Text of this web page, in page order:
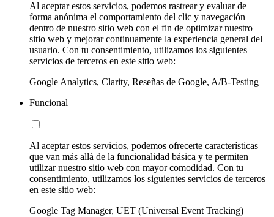
Al aceptar estos servicios, podemos rastrear y evaluar de
forma anónima el comportamiento del clic y navegación
dentro de nuestro sitio web con el fin de optimizar nuestro
sitio web y mejorar continuamente la experiencia general del
usuario. Con tu consentimiento, utilizamos los siguientes
servicios de terceros en este sitio web:
Google Analytics, Clarity, Reseñas de Google, A/B-Testing
Funcional
Al aceptar estos servicios, podemos ofrecerte características
que van más allá de la funcionalidad básica y te permiten
utilizar nuestro sitio web con mayor comodidad. Con tu
consentimiento, utilizamos los siguientes servicios de terceros
en este sitio web:
Google Tag Manager, UET (Universal Event Tracking)